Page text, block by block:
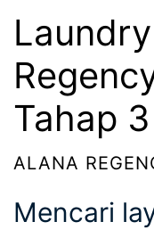
Tahap 3
ALANA
Mencari